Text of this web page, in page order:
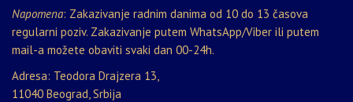
Napomena: Zakazivanje radnim danima od 10 do 13 časova
regularni poziv. Zakazivanje putem WhatsApp/Viber ili putem
mail-a možete obaviti svaki dan 00-24h.
Adresa: Teodora Drajzera 13,
11040 Beograd, Srbija